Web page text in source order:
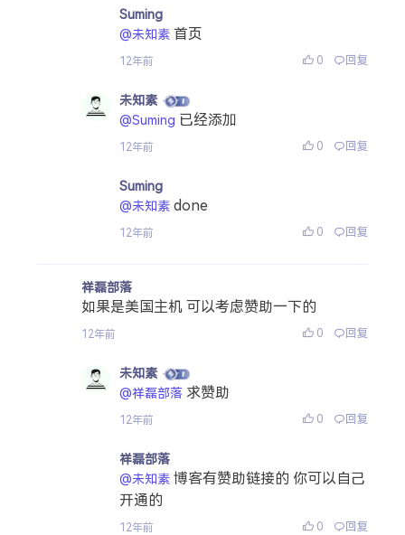
Suming
@未知素 首页
12年前 0 回复
未知素
@Suming 已经添加
12年前 0 回复
Suming
@未知素 done
12年前 0 回复
祥磊部落
如果是美国主机 可以考虑赞助一下的
12年前 0 回复
未知素
@祥磊部落 求赞助
12年前 0 回复
祥磊部落
@未知素 博客有赞助链接的 你可以自己
开通的
12年前 0 回复